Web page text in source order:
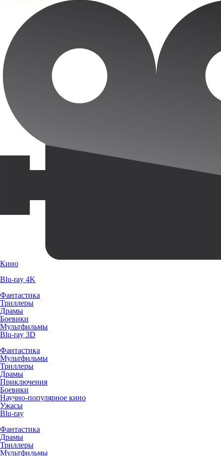
Кино
Blu-ray 4K
Фантастика
Триллеры
Драмы
Боевики
Мультфильмы
Blu-ray 3D
Фантастика
Мультфильмы
Триллеры
Драмы
Приключения
Боевики
Научно-популярное кино
Ужасы
Blu-ray
Фантастика
Драмы
Триллеры
Мультфильмы